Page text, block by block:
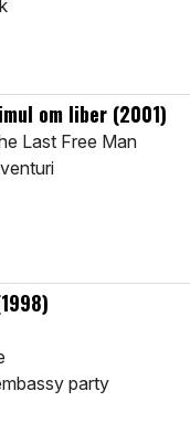
om liber (2001)
Last Free Man
party